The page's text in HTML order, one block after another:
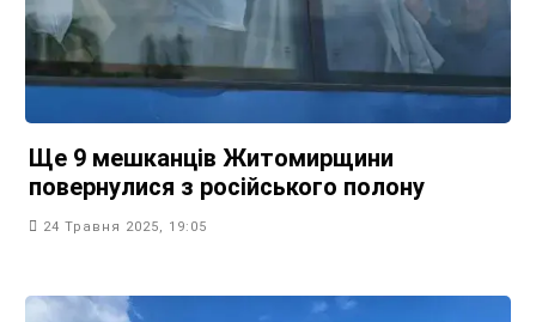
Ще 9 мешканців Житомирщини
повернулися з російського полону
24 Травня 2025, 19:05